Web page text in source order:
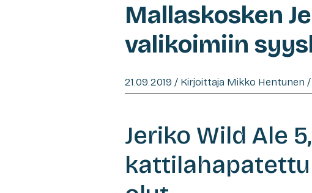
Mallaskosken
valikoimiin
21.09.2019 / Kirjoittaja Mikko Hentunen
Jeriko Wild Ale